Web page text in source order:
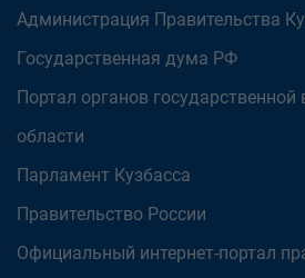
Администрация Правительства
Государственная дума РФ
Портал органов
области
Парламент Кузбасса
Правительство России
Официальный интернет-портал